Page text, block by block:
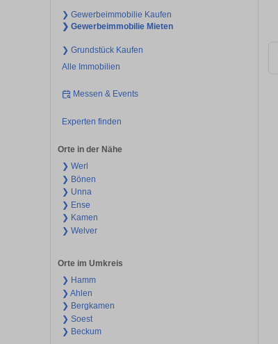
❯ Gewerbeimmobilie Kaufen
❯ Gewerbeimmobilie Mieten
❯ Grundstück Kaufen
Alle Immobilien
Messen & Events
Experten finden
Orte in der Nähe
❯ Werl
❯ Bönen
❯ Unna
❯ Ense
❯ Kamen
❯ Welver
Orte im Umkreis
❯ Hamm
❯ Ahlen
❯ Bergkamen
❯ Soest
❯ Beckum